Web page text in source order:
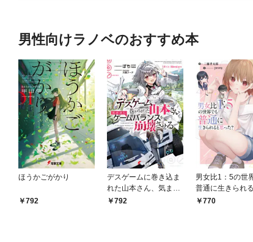
男性向けラノベのおすすめ本
ほうかごがかり
792
デスゲームに巻き込ま
れた山本さん、気まま
にゲームバランスを崩
792
男女比1：5の世
普通に生きられる
った？ ～激重感
770